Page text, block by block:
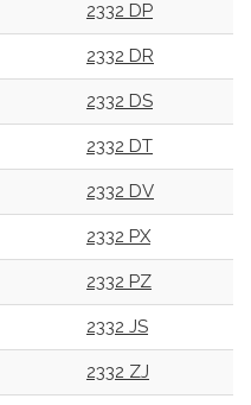
2332 DP
2332 DR
2332 DS
2332 DT
2332 DV
2332 PX
2332 PZ
2332 JS
2332 ZJ